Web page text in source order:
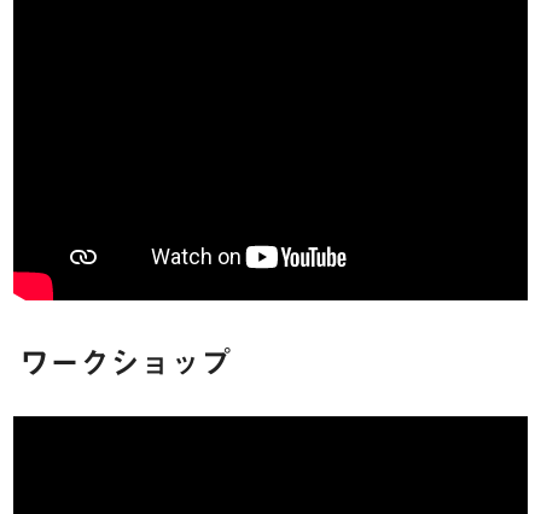
ワークショップ